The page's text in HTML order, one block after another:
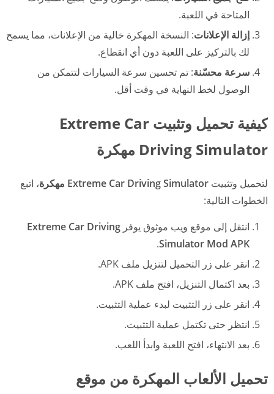
المتاحة في اللعبة.
إزالة الإعلانات: النسخة المهكرة خالية من الإعلانات، مما يسمح
لك بالتركيز على اللعبة دون أي انقطاع.
سرعة محسّنة: تم تحسين سرعة السيارات لتتمكن من
الوصول لخط النهاية في وقت أقل.
كيفية تحميل وتثبيت Extreme Car
Driving Simulator مهكرة
لتحميل وتثبيت Extreme Car Driving Simulator مهكرة
، اتبع
الخطوات التالية:
انتقل إلى موقع ويب موثوق يوفر Extreme Car Driving
Simulator Mod APK
.
انقر على زر التحميل لتنزيل ملف APK.
بعد اكتمال التنزيل، افتح ملف APK.
انقر على زر التثبيت لبدء عملية التثبيت.
انتظر حتى تكتمل عملية التثبيت.
بعد الانتهاء، افتح اللعبة وابدأ اللعب.
تحميل الألعاب المهكرة من موقع